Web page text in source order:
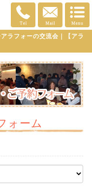
ラフォーの交流会｜【アラ
ォーム